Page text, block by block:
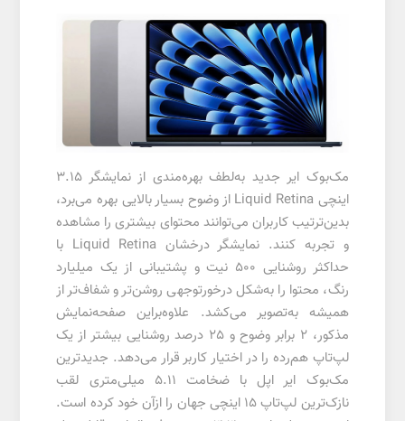
مک‌بوک ایر جدید به‌لطف بهره‌مندی از نمایشگر 3.15
اینچی Liquid Retina از وضوح بسیار بالایی بهره می‌برد،
بدین‌ترتیب کاربران می‌توانند محتوای بیشتری را مشاهده
و تجربه کنند. نمایشگر درخشان Liquid Retina با
حداکثر روشنایی 500 نیت و پشتیبانی از یک میلیارد
رنگ، محتوا را به‌شکل درخورتوجهی روشن‌تر و شفاف‌تر از
همیشه به‌تصویر می‌کشد. علاوه‌براین صفحه‌نمایش
مذکور، 2 برابر وضوح و 25 درصد روشنایی بیشتر از یک
لپ‌تاپ هم‌رده را در اختیار کاربر قرار می‌دهد. جدیدترین
مک‌بوک ایر اپل با ضخامت 5.11 میلی‌متری لقب
نازک‌ترین لپ‌تاپ 15 اینچی جهان را ازآن خود کرده است.